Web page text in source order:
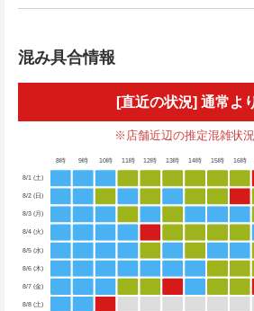
混み具合情報